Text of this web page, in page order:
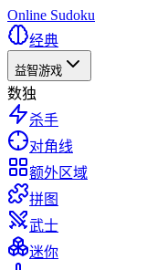
Online Sudoku
经典
益智游戏
数独
杀手
对角线
额外区域
拼图
武士
迷你